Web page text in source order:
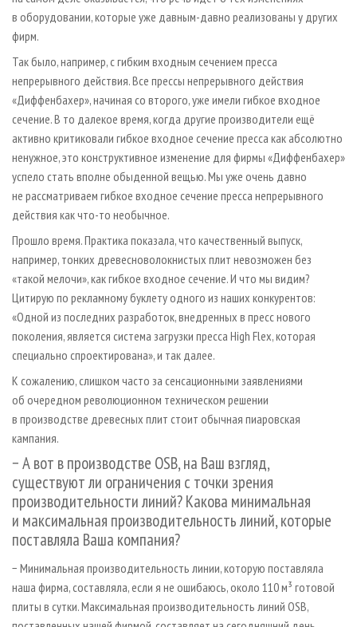
в оборудовании, которые уже давным-давно реализованы у других
фирм.
Так было, например, с гибким входным сечением пресса
непрерывного действия. Все прессы непрерывного действия
«Диффенбахер», начиная со второго, уже имели гибкое входное
сечение. В то далекое время, когда другие производители ещё
активно критиковали гибкое входное сечение пресса как абсолютно
ненужное, это конструктивное изменение для фирмы «Диффенбахер»
успело стать вполне обыденной вещью. Мы уже очень давно
не рассматриваем гибкое входное сечение пресса непрерывного
действия как что-то необычное.
Прошло время. Практика показала, что качественный выпуск,
например, тонких древесноволокнистых плит невозможен без
«такой мелочи», как гибкое входное сечение. И что мы видим?
Цитирую по рекламному буклету одного из наших конкурентов:
«Одной из последних разработок, внедренных в пресс нового
поколения, является система загрузки пресса High Flex, которая
специально спроектирована», и так далее.
К сожалению, слишком часто за сенсационными заявлениями
об очередном революционном техническом решении
в производстве древесных плит стоит обычная пиаровская
кампания.
− А вот в производстве OSB, на Ваш взгляд,
существуют ли ограничения с точки зрения
производительности линий? Какова минимальная
и максимальная производительность линий, которые
поставляла Ваша компания?
− Минимальная производительность линии, которую поставляла
наша фирма, составляла, если я не ошибаюсь, около 110 м³ готовой
плиты в сутки. Максимальная производительность линий OSB,